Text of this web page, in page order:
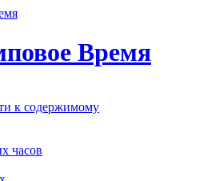
Время
к содержимому
часов